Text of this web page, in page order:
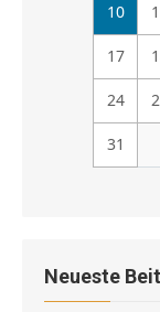
10
17
24
31
Neueste